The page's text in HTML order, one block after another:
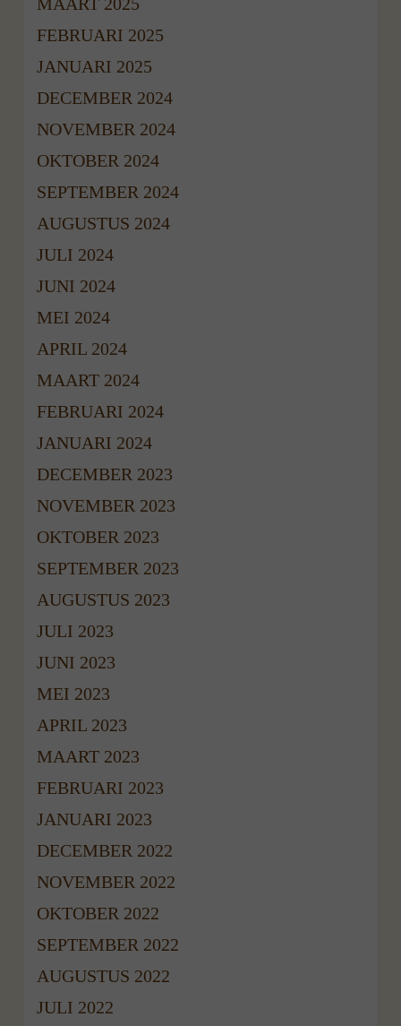
FEBRUARI 2025
JANUARI 2025
DECEMBER 2024
NOVEMBER 2024
OKTOBER 2024
SEPTEMBER 2024
AUGUSTUS 2024
JULI 2024
JUNI 2024
MEI 2024
APRIL 2024
MAART 2024
FEBRUARI 2024
JANUARI 2024
DECEMBER 2023
NOVEMBER 2023
OKTOBER 2023
SEPTEMBER 2023
AUGUSTUS 2023
JULI 2023
JUNI 2023
MEI 2023
APRIL 2023
MAART 2023
FEBRUARI 2023
JANUARI 2023
DECEMBER 2022
NOVEMBER 2022
OKTOBER 2022
SEPTEMBER 2022
AUGUSTUS 2022
JULI 2022